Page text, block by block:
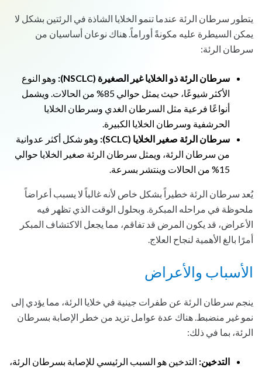
يتطور سرطان الرئة عندما تنمو الخلايا الشاذة في الرئتين بشكل لا
يمكن السيطرة عليه مكونةً أوراماً. هناك نوعان أساسيان من
سرطان الرئة:
سرطان الرئة ذو الخلايا غير الصغيرة (NSCLC):
وهو النوع
الأكثر شيوعًا، حيث يمثل حوالي 85% من الحالات. ويشمل
أنواعًا فرعية مثل السرطان الغدي وسرطان الخلايا
الحرشفية وسرطان الخلايا الكبيرة.
سرطان الرئة صغير الخلايا (SCLC):
وهو شكل أكثر عدوانية
من سرطان الرئة، ويمثل سرطان الرئة صغير الخلايا حوالي
15% من الحالات وينتشر بسرعة.
يُعد سرطان الرئة خطيراً بشكل خاص لأنه غالباً لا يسبب أعراضاً
ملحوظة في مراحله المبكرة. وبحلول الوقت الذي تظهر فيه
الأعراض، قد يكون المرض قد تفاقم، مما يجعل الاكتشاف المبكر
أمرًا بالغ الأهمية لنجاح العلاج.
الأسباب والأعراض
ينجم سرطان الرئة عن طفرات جينية في خلايا الرئة، مما يؤدي إلى
نمو غير منضبط. هناك عدة عوامل تزيد من خطر الإصابة بسرطان
الرئة، بما في ذلك:
التدخين: التدخين هو السبب الرئيسي للإصابة بسرطان الرئة،